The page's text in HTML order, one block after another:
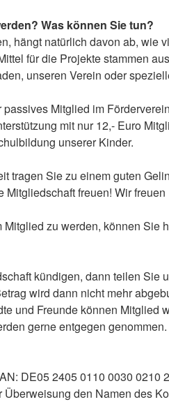
Was können Sie tun?
hängt natürlich davon ab, wie
für die Projekte stammen
unseren Verein oder
Mitglied im
mit nur 12,- Euro
unserer Kinder.
tragen Sie zu einem guten
Mitgliedschaft freuen! Wir
Mitglied zu werden, können Sie
kündigen, dann teilen Sie
wird dann nicht mehr
und Freunde können Mitglied
gerne entgegen genommen.
DE05 2405 0110 0030 0210
den Namen des